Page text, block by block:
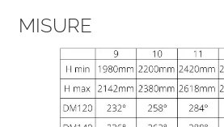
MISURE